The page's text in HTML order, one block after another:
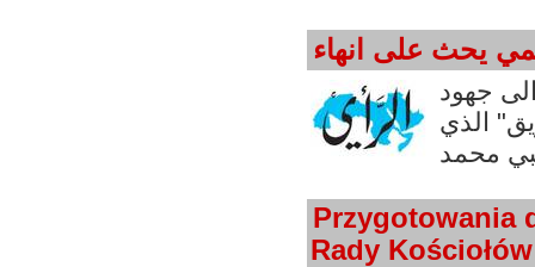
يحث على انهاء
جهود
الذي
Przygotowania
Rady Kościołów